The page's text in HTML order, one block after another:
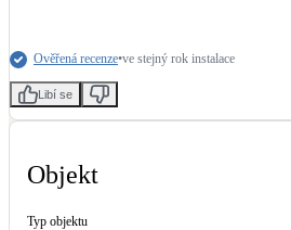
Retence deštové vody
Objekt
Typ objektu
Ověřená recenze•ve stejný rok instalace
Libí se